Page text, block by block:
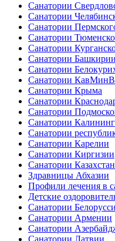
Санатории
Санатории
Санатории
Санатории
Санатории
Санатории Башкирии
Санатории
Санатории
Санатории Крыма
Санатории
Санатории
Санатории
Санатории
Санатории Карелии
Санатории Киргизии
Санатории
Здравницы Абхазии
Профили лечения в
Детские
Санатории
Санатории Армении
Санатории